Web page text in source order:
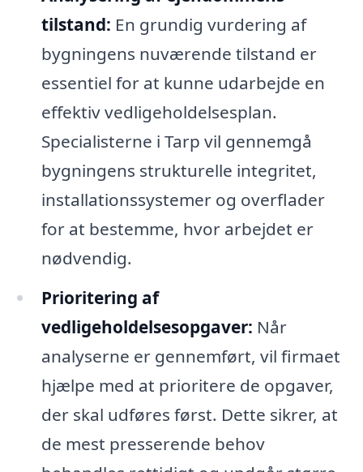
tilstand: En grundig vurdering af
bygningens nuværende tilstand er
essentiel for at kunne udarbejde en
effektiv vedligeholdelsesplan.
Specialisterne i Tarp vil gennemgå
bygningens strukturelle integritet,
installationssystemer og overflader
for at bestemme, hvor arbejdet er
nødvendig.
Prioritering af
vedligeholdelsesopgaver: Når
analyserne er gennemført, vil firmaet
hjælpe med at prioritere de opgaver,
der skal udføres først. Dette sikrer, at
de mest presserende behov